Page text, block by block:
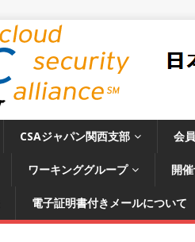
CSAジャパン関西支部 会
ワーキンググループ 開
電子証明書付きメールについて